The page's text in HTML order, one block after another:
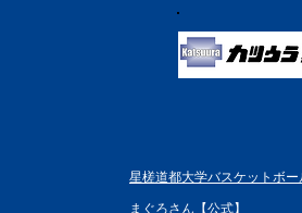
星槎道都大学バスケットボー
まぐろさん【公式】